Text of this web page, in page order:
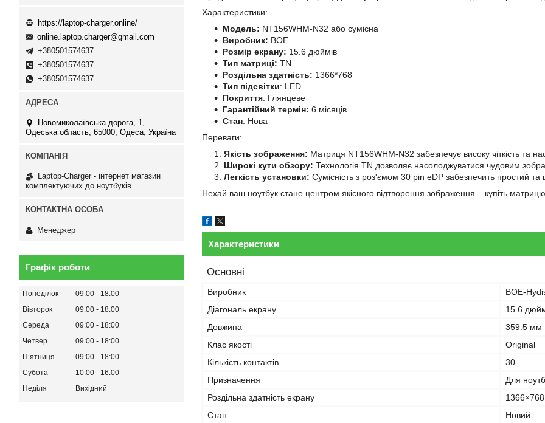
Характеристики:
Модель: NT156WHM-N32 або сумісна
Виробник: BOE
Розмір екрану: 15.6 дюймів
Тип матриці: TN
Роздільна здатність: 1366*768
Тип підсвітки: LED
Покриття: Глянцеве
Гарантійний термін: 6 місяців
Стан: Нова
Переваги:
Якість зображення: Матриця NT156WHM-N32 забезпечує високу чіткість та
Широкі кути обзору: Технологія TN дозволяє насолоджуватися чудовим
Легкість установки: Сумісність з роз'ємом 30 pin eDP забезпечить простий
Нехай ваш ноутбук стане центром якісного відтворення зображення – купіть
Характеристики
Основні
Виробник
BOE-
Діагональ екрану
15.6
Довжина
359.5 мм
Клас якості
Original
Кількість контактів
30
Призначення
Для
Роздільна здатність екрану
1366×768
Стан
Новий
https://laptop-charger.online/
online.laptop.charger@gmail.com
+380501574637
+380501574637
+380501574637
Новомиколаївська дорога, 1,
Одеська область, 65000, Одеса, Україна
Laptop-Charger - інтернет магазин
комплектуючих до ноутбуків
Менеджер
Графік роботи
Понеділок 09:00
18:00
Вівторок
09:00
18:00
Середа
09:00
18:00
Четвер
09:00
18:00
Пʼятниця
09:00
18:00
Субота
10:00
16:00
Неділя
Вихідний